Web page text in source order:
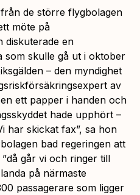
de större flygbolagen
möte på
diskuterade en
som skulle gå ut i oktober
– den myndighet
av
ett papper i handen och
hade upphört –
har skickat fax”, sa hon
bad regeringen att
då går vi och ringer till
på närmaste
passagerare som ligger